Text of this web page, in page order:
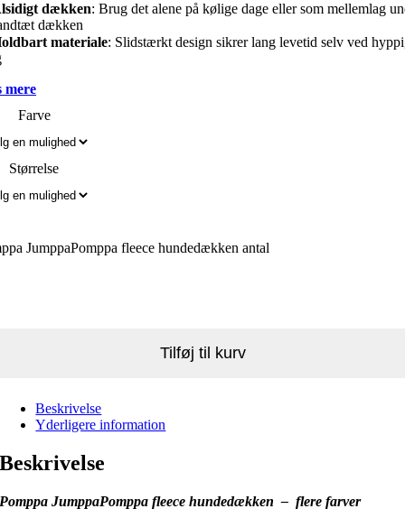
dækken: Brug det alene på kølige dage eller som mellemlag
dækken
materiale: Slidstærkt design sikrer lang levetid selv ved
mere
Farve
Størrelse
JumppaPomppa fleece hundedækken antal
Tilføj til kurv
Beskrivelse
Yderligere information
Beskrivelse
Pomppa JumppaPomppa fleece hundedækken – flere farver